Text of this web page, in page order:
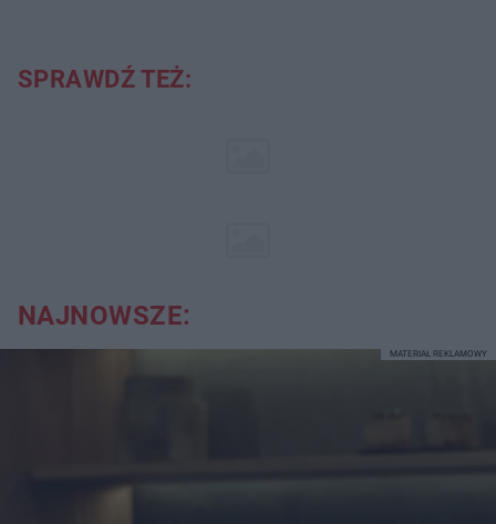
SPRAWDŹ TEŻ:
NAJNOWSZE:
MATERIAŁ REKLAMOWY